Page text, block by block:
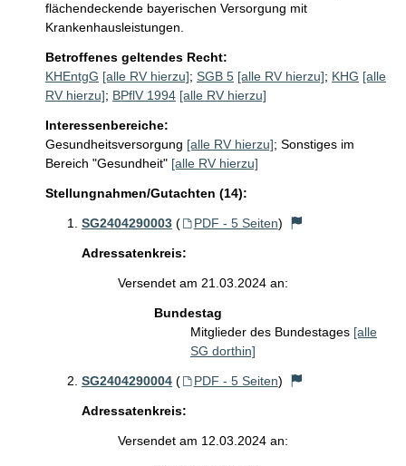
flächendeckende bayerischen Versorgung mit
Krankenhausleistungen.
Betroffenes geltendes Recht:
KHEntgG [alle RV hierzu]; SGB 5 [alle RV hierzu]; KHG [alle
RV hierzu]; BPflV 1994 [alle RV hierzu]
Interessenbereiche:
Gesundheitsversorgung [alle RV hierzu]; Sonstiges im
Bereich "Gesundheit" [alle RV hierzu]
Stellungnahmen/Gutachten (14):
SG2404290003 ( PDF - 5 Seiten)
Adressatenkreis:
Versendet am 21.03.2024 an:
Bundestag
Mitglieder des Bundestages [alle
SG dorthin]
SG2404290004 ( PDF - 5 Seiten)
Adressatenkreis:
Versendet am 12.03.2024 an: